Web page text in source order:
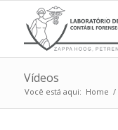
Vídeos
Você está aqui: Home /